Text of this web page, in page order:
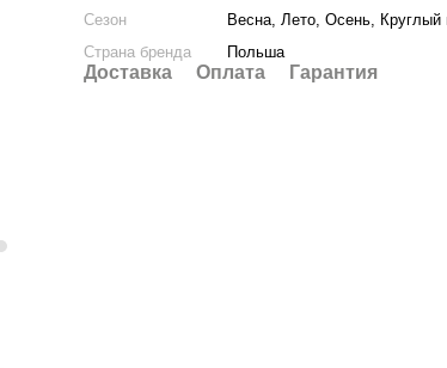
Сезон
Весна, Лето, Осень, Круглый
Страна бренда
Польша
Доставка Оплата Гарантия